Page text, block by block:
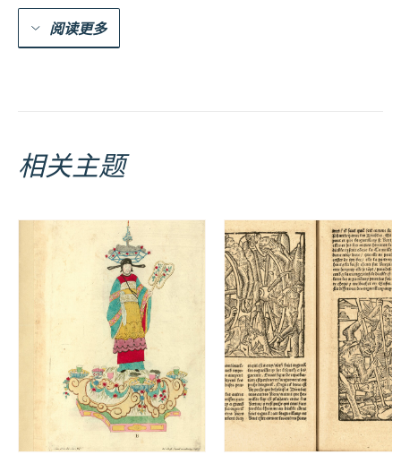
&
Septentrionnalles7.slfm
Paul
Yvounet.
阅读更多
相关主题